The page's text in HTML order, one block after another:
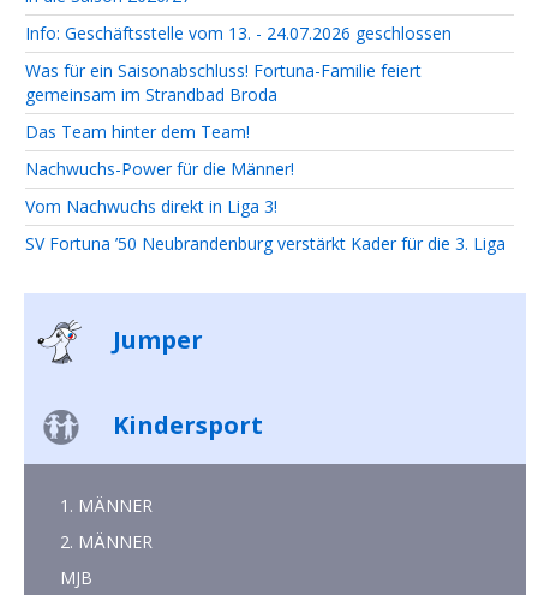
Info: Geschäftsstelle vom 13. - 24.07.2026 geschlossen
Was für ein Saisonabschluss! Fortuna-Familie feiert
gemeinsam im Strandbad Broda
Das Team hinter dem Team!
Nachwuchs-Power für die Männer!
Vom Nachwuchs direkt in Liga 3!
SV Fortuna ’50 Neubrandenburg verstärkt Kader für die 3. Liga
Jumper
Kindersport
1. MÄNNER
2. MÄNNER
MJB